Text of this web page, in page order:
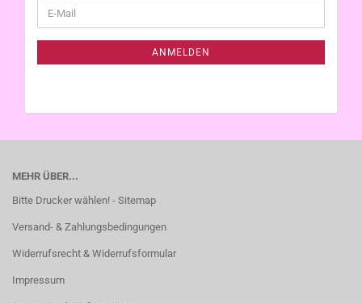
ZUR
E-
Mail
ANMELDEN
MEHR ÜBER...
Bitte Drucker wählen! - Sitemap
Versand- & Zahlungsbedingungen
Widerrufsrecht & Widerrufsformular
Impressum